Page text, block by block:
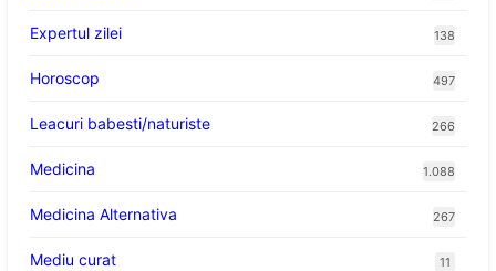
Expertul zilei 138
Horoscop 497
Leacuri babesti/naturiste 266
Medicina 1.088
Medicina Alternativa 267
Mediu curat 11